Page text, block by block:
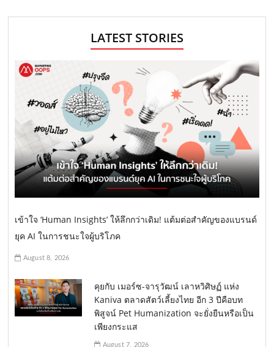
LATEST STORIES
เข้าใจ ‘Human Insights’ ให้ลึกกว่าเดิม! แต้มต่อสำคัญของแบรนด์
ยุค AI ในการชนะใจผู้บริโภค
August 8, 2026
คุยกับ เมอร์ซ-จารุวัฒน์ เลาหวิศิษฏ์ แห่ง
Kaniva ตลาดสัตว์เลี้ยงไทย อีก 3 ปีคือบท
พิสูจน์ Pet Humanization จะยั่งยืนหรือเป็น
เพียงกระแส
August 7, 2026